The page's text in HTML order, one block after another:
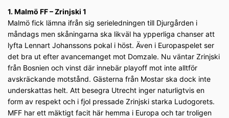
1. Malmö FF – Zrinjski 1
Malmö fick lämna ifrån sig serieledningen till Djurgården i
måndags men skåningarna ska likväl ha ypperliga chanser att
lyfta Lennart Johanssons pokal i höst. Även i Europaspelet ser
det bra ut efter avancemanget mot Domzale. Nu väntar Zrinjski
från Bosnien och vinst där innebär playoff mot inte alltför
avskräckande motstånd. Gästerna från Mostar ska dock inte
underskattas helt. Att besegra Utrecht inger naturligtvis en
form av respekt och i fjol pressade Zrinjski starka Ludogorets.
MFF har ett mäktigt facit här hemma i Europa och tar troligen